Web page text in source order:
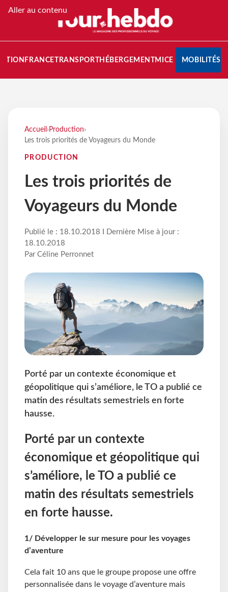
Aller au contenu
FRANCETRANSPORT HÉBERGEMENTMICE MOBILITÉS
Accueil › Production›
Les trois priorités de Voyageurs du Monde
PRODUCTION
Les trois priorités de
Voyageurs du Monde
Publié le : 18.10.2018 I Dernière Mise à jour :
18.10.2018
Par Céline Perronnet
Porté par un contexte économique et
géopolitique qui s’améliore, le TO a publié ce
matin des résultats semestriels en forte
hausse.
Porté par un contexte
économique et géopolitique qui
s’améliore, le TO a publié ce
matin des résultats semestriels
en forte hausse.
1/ Développer le sur mesure pour les voyages
d’aventure
Cela fait 10 ans que le groupe propose une offre
personnalisée dans le voyage d’aventure mais